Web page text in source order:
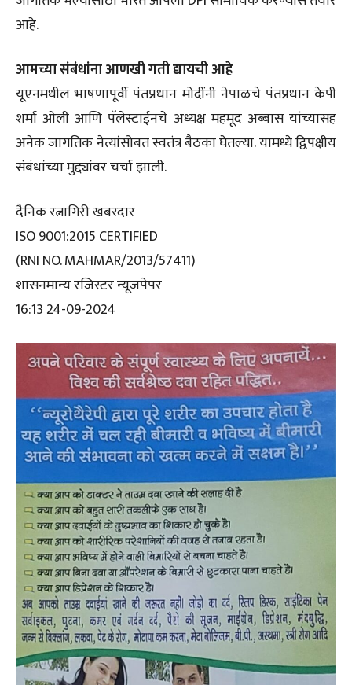
आहे.
आमच्या संबंधांना आणखी गती द्यायची आहे
यूएनमधील भाषणापूर्वी पंतप्रधान मोदींनी नेपाळचे पंतप्रधान केपी
शर्मा ओली आणि पॅलेस्टाईनचे अध्यक्ष महमूद अब्बास यांच्यासह
अनेक जागतिक नेत्यांसोबत स्वतंत्र बैठका घेतल्या. यामध्ये द्विपक्षीय
संबंधांच्या मुद्द्यांवर चर्चा झाली.
दैनिक रत्नागिरी खबरदार
ISO 9001:2015 CERTIFIED
(RNI NO. MAHMAR/2013/57411)
शासनमान्य रजिस्टर न्यूजपेपर
16:13 24-09-2024